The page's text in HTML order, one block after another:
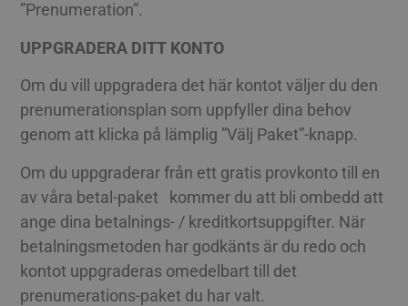
”Prenumeration”.
UPPGRADERA DITT KONTO
Om du vill uppgradera det här kontot väljer du den
prenumerationsplan som uppfyller dina behov
genom att klicka på lämplig ”Välj Paket”-knapp.
Om du uppgraderar från ett gratis provkonto till en
av våra betal-paket kommer du att bli ombedd att
ange dina betalnings- / kreditkortsuppgifter. När
betalningsmetoden har godkänts är du redo och
kontot uppgraderas omedelbart till det
prenumerations-paket du har valt.